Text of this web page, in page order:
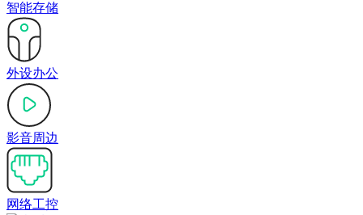
智能存储
外设办公
影音周边
网络工控